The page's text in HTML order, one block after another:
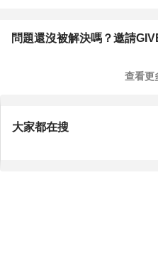
問題還沒被解決嗎？邀請
查看更
大家都在搜